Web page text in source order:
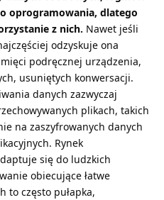
oprogramowania, dlatego
z nich. Nawet jeśli
odzyskuje ona
podręcznej urządzenia,
usuniętych konwersacji.
danych zazwyczaj
plikach, takich
na zaszyfrowanych danych
Rynek
się do ludzkich
obiecujące łatwe
to często pułapka,